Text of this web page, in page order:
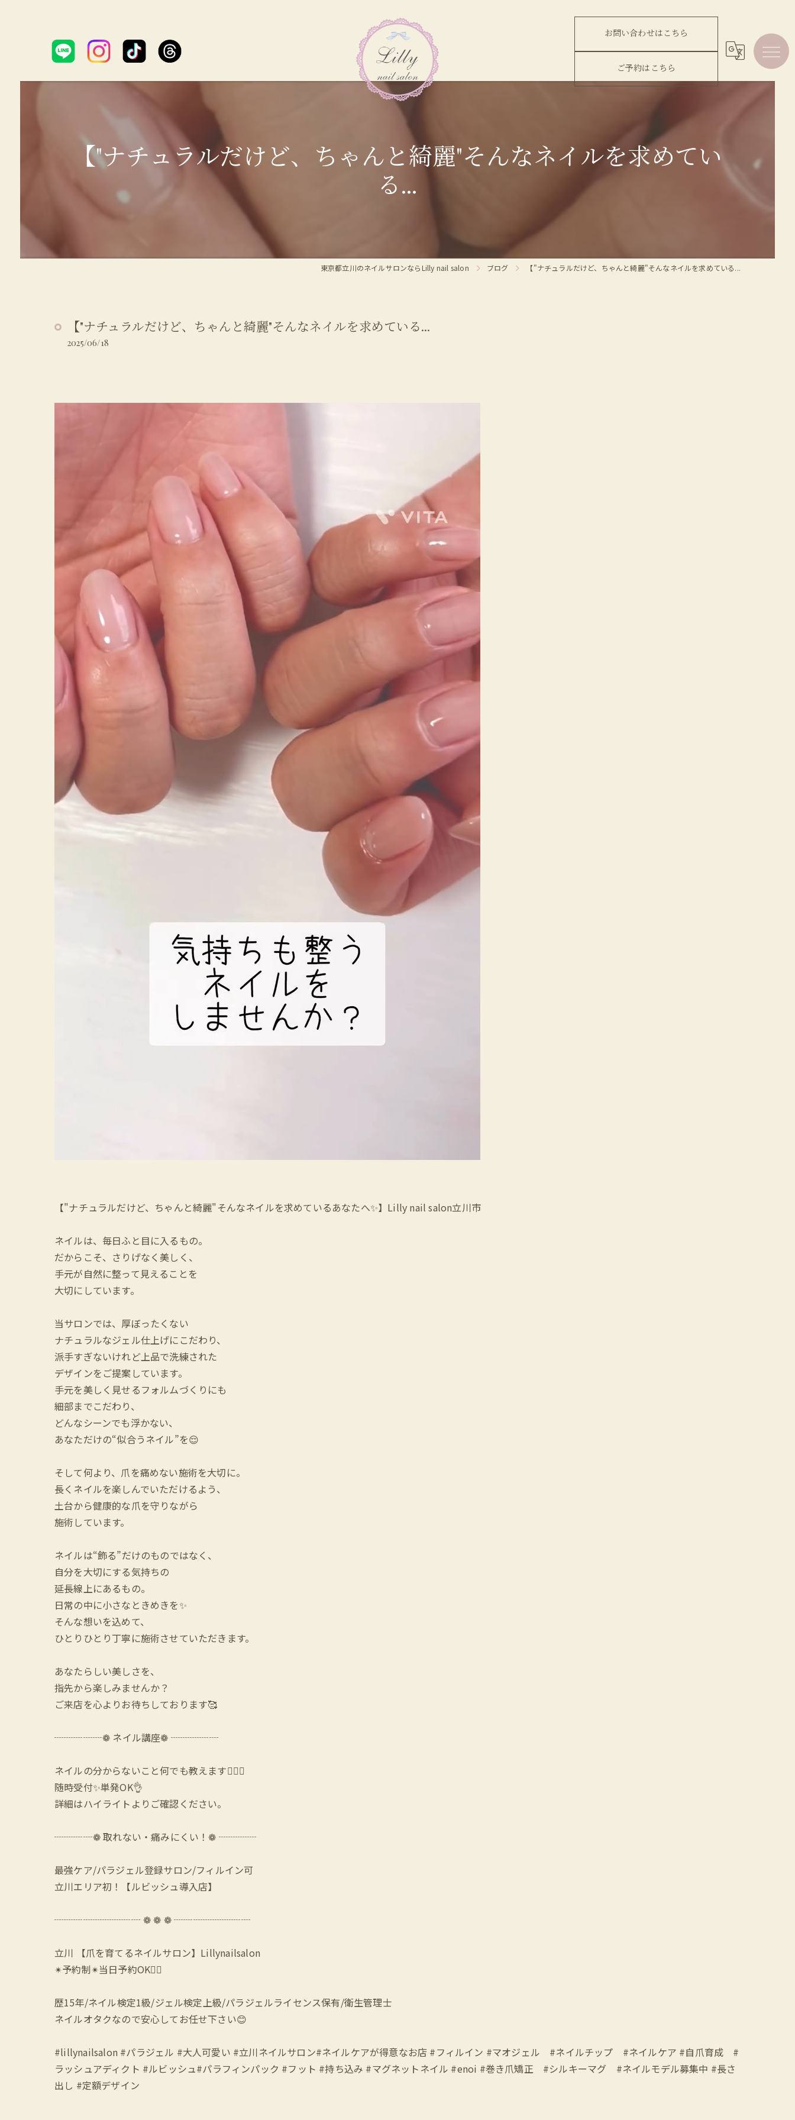
お問い合わせはこちら
ご予約はこちら
【"ナチュラルだけど、ちゃんと綺麗"そんなネイルを求めてい
る...
東京都立川のネイルサロンならLilly nail salon ブログ 【"ナチュラルだけど、ちゃんと綺麗"そんなネイルを求めている...
【"ナチュラルだけど、ちゃんと綺麗"そんなネイルを求めている...
2025/06/18
【"ナチュラルだけど、ちゃんと綺麗"そんなネイルを求めているあなたへ✨】Lilly nail salon立川市
ネイルは、毎日ふと目に入るもの。
だからこそ、さりげなく美しく、
手元が自然に整って見えることを
大切にしています。
当サロンでは、厚ぼったくない
ナチュラルなジェル仕上げにこだわり、
派手すぎないけれど上品で洗練された
デザインをご提案しています。
手元を美しく見せるフォルムづくりにも
細部までこだわり、
どんなシーンでも浮かない、
あなただけの“似合うネイル”を😌
そして何より、爪を痛めない施術を大切に。
長くネイルを楽しんでいただけるよう、
土台から健康的な爪を守りながら
施術しています。
ネイルは“飾る”だけのものではなく、
自分を大切にする気持ちの
延長線上にあるもの。
日常の中に小さなときめきを✨
そんな想いを込めて、
ひとりひとり丁寧に施術させていただきます。
あなたらしい美しさを、
指先から楽しみませんか？
ご来店を心よりお待ちしております🥰
┈┈┈┈┈❁ ネイル講座❁ ┈┈┈┈┈
ネイルの分からないこと何でも教えます🙆‍♀️✨
随時受付✨単発OK👌
詳細はハイライトよりご確認ください。
┈┈┈┈❁ 取れない・痛みにくい！❁ ┈┈┈┈
最強ケア/パラジェル登録サロン/フィルイン可
立川エリア初！【ルビッシュ導入店】
┈┈┈┈┈┈┈┈┈ ❁ ❁ ❁ ┈┈┈┈┈┈┈┈
立川 【爪を育てるネイルサロン】Lillynailsalon
✴︎予約制✴︎当日予約OK🙆‍♀️
歴15年/ネイル検定1級/ジェル検定上級/パラジェルライセンス保有/衛生管理士
ネイルオタクなので安心してお任せ下さい😊
#lillynailsalon #パラジェル #大人可愛い #立川ネイルサロン#ネイルケアが得意なお店 #フィルイン #マオジェル #ネイルチップ #ネイルケア #自爪育成 #
ラッシュアディクト #ルビッシュ#パラフィンパック #フット #持ち込み #マグネットネイル #enoi #巻き爪矯正 #シルキーマグ #ネイルモデル募集中 #長さ
出し #定額デザイン